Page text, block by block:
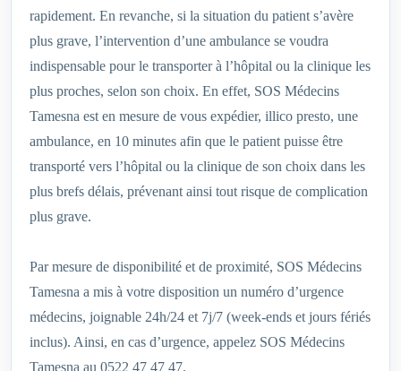
rapidement. En revanche, si la situation du patient s’avère
plus grave, l’intervention d’une ambulance se voudra
indispensable pour le transporter à l’hôpital ou la clinique les
plus proches, selon son choix. En effet, SOS Médecins
Tamesna est en mesure de vous expédier, illico presto, une
ambulance, en 10 minutes afin que le patient puisse être
transporté vers l’hôpital ou la clinique de son choix dans les
plus brefs délais, prévenant ainsi tout risque de complication
plus grave.
Par mesure de disponibilité et de proximité, SOS Médecins
Tamesna a mis à votre disposition un numéro d’urgence
médecins, joignable 24h/24 et 7j/7 (week-ends et jours fériés
inclus). Ainsi, en cas d’urgence, appelez SOS Médecins
Tamesna au 0522 47 47 47.